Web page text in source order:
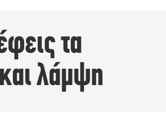
τα
λάμψη